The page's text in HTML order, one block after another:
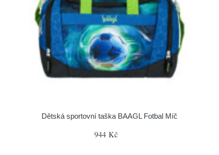
Dětská sportovní taška BAAGL Fotbal Míč
944 Kč